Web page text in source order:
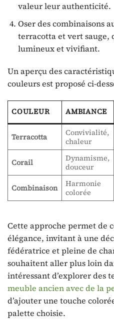
valeur leur authenticité.
Oser des combinaisons
terracotta et vert
lumineux et vivifiant.
Un aperçu des
couleurs est proposé ci-
COULEUR AMBIANCE
Terracotta
Convivialité,
chaleur
Corail
Dynamisme,
douceur
Combinaison
Harmonie
colorée
Cette approche permet de
élégance, invitant à une
fédératrice et pleine de
souhaitent aller plus loin
intéressant d’explorer des
meuble ancien avec de la
d’ajouter une touche
palette choisie.